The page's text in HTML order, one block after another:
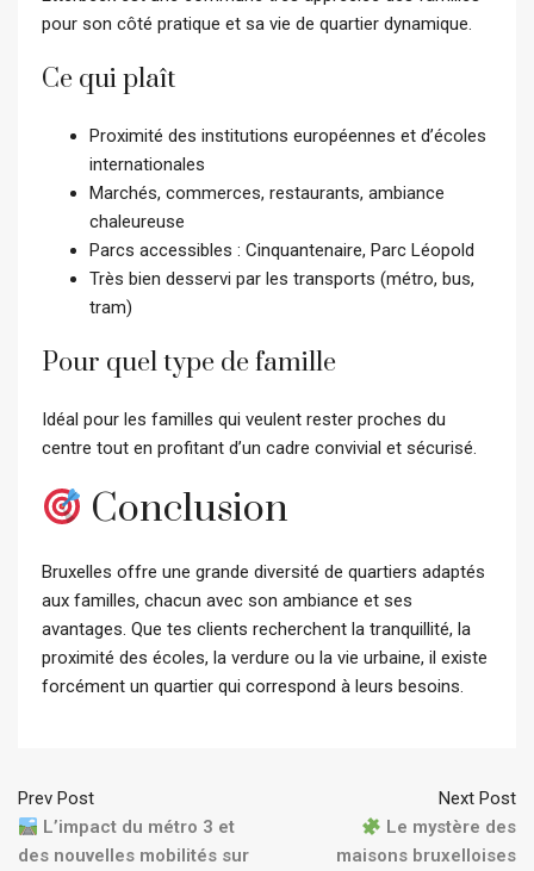
pour son côté pratique et sa vie de quartier dynamique.
Ce qui plaît
Proximité des institutions européennes et d’écoles
internationales
Marchés, commerces, restaurants, ambiance
chaleureuse
Parcs accessibles : Cinquantenaire, Parc Léopold
Très bien desservi par les transports (métro, bus,
tram)
Pour quel type de famille
Idéal pour les familles qui veulent rester proches du
centre tout en profitant d’un cadre convivial et sécurisé.
Conclusion
Bruxelles offre une grande diversité de quartiers adaptés
aux familles, chacun avec son ambiance et ses
avantages. Que tes clients recherchent la tranquillité, la
proximité des écoles, la verdure ou la vie urbaine, il existe
forcément un quartier qui correspond à leurs besoins.
Prev Post
L’impact du métro 3 et
des nouvelles mobilités sur
Next Post
Le mystère des
maisons bruxelloises